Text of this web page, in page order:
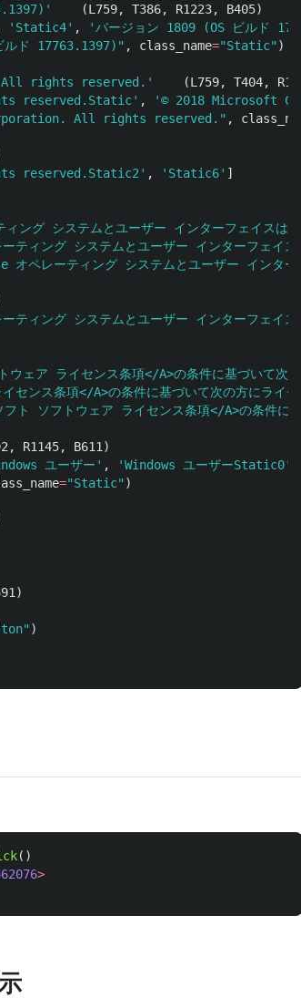
' (L759, T386, R1223, B405)
' Static4' , 'バージョン 1809 (OS ビルド
ルド 17763.1397) " , class_name="Static" )
All rights reserved. ' (L759, T404,
reserved.Static' , '© 2018 Microsoft
All rights reserved. " ,
reserved.Static2 ' , ' Static6' ]
グ システムとユーザー インターフェイスは、
ィング システムとユーザー インターフェイス
ペレーティング システムとユーザー インター
ィング システムとユーザー インターフェイ
ウェア ライセンス条項</A>の条件に基づいて次
センス条項</A>の条件に基づいて次の方にライセ
フト ソフトウェア ライセンス条項</A>の条件に
, R1145, B611 )
ユーザー ' , 'Windows ユーザーStatic0'
="Static" )
)
" )
()
>